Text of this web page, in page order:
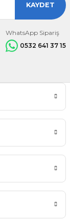
KAYDET
WhatsApp Sipariş
0532 641 37 15